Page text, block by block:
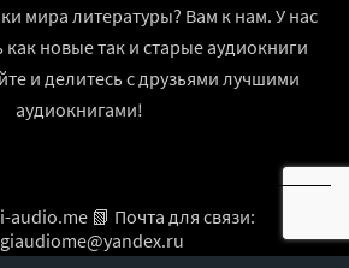
мира литературы? Вам к нам. У нас
новые так и старые аудиокниги
и делитесь с друзьями лучшими
аудиокнигами!
audio.me 📗 Почта для связи: